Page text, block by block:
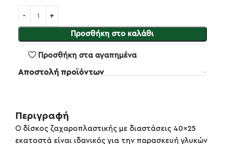
Προσθήκη στο καλάθι
Προσθήκη στα αγαπημένα
Αποστολή προϊόντων
Περιγραφή
Ο δίσκος ζαχαροπλαστικής με διαστάσεις 40×25
εκατοστά είναι ιδανικός για την παρασκευή γλυκών